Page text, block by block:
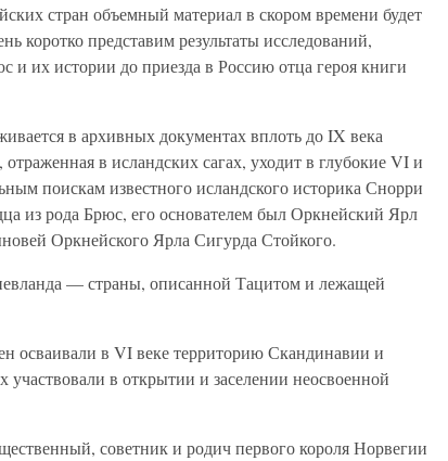
стран объемный материал в скором времени будет
коротко представим результаты исследований,
и их истории до приезда в Россию отца героя книги
в архивных документах вплоть до IX века
в исландских сагах, уходит в глубокие VI и
поискам известного исландского историка Снорри
из рода Брюс, его основателем был Оркнейский Ярл
Оркнейского Ярла Сигурда Стойкого.
— страны, описанной Тацитом и лежащей
осваивали в VI веке территорию Скандинавии и
в открытии и заселении неосвоенной
советник и родич первого короля Норвегии